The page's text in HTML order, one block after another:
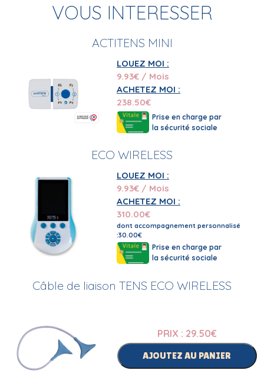
VOUS INTERESSER
ACTITENS MINI
LOUEZ MOI :
9.93€ / Mois
ACHETEZ MOI :
238.50€
Prise en charge par
la sécurité sociale
ECO WIRELESS
LOUEZ MOI :
9.93€ / Mois
ACHETEZ MOI :
310.00€
dont accompagnement personnalisé
:30.00€
Prise en charge par
la sécurité sociale
Câble de liaison TENS ECO WIRELESS
PRIX : 29.50€
AJOUTEZ AU PANIER